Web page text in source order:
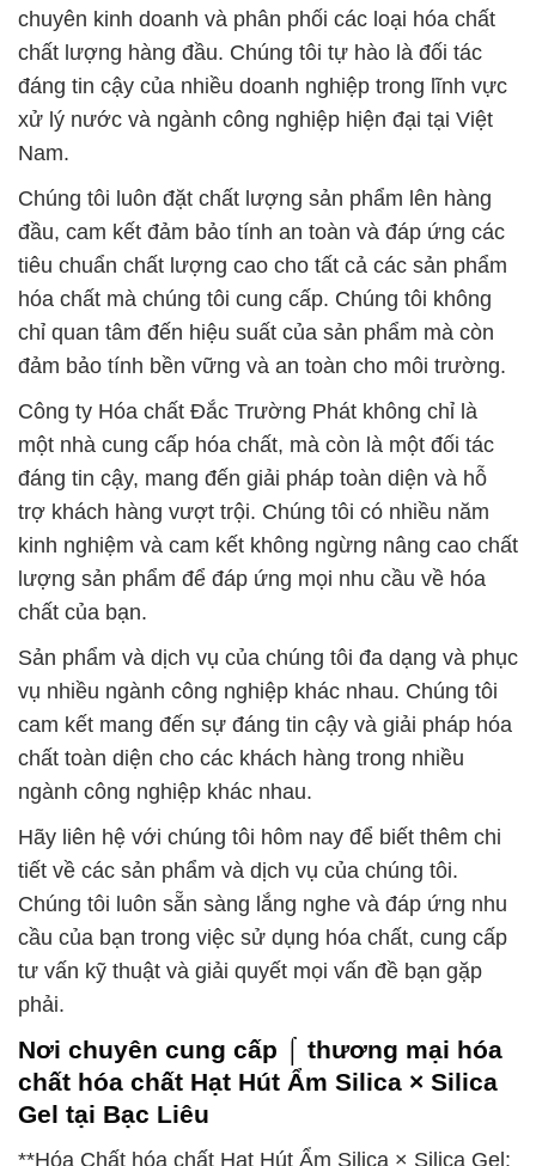
chuyên kinh doanh và phân phối các loại hóa chất
chất lượng hàng đầu. Chúng tôi tự hào là đối tác
đáng tin cậy của nhiều doanh nghiệp trong lĩnh vực
xử lý nước và ngành công nghiệp hiện đại tại Việt
Nam.
Chúng tôi luôn đặt chất lượng sản phẩm lên hàng
đầu, cam kết đảm bảo tính an toàn và đáp ứng các
tiêu chuẩn chất lượng cao cho tất cả các sản phẩm
hóa chất mà chúng tôi cung cấp. Chúng tôi không
chỉ quan tâm đến hiệu suất của sản phẩm mà còn
đảm bảo tính bền vững và an toàn cho môi trường.
Công ty Hóa chất Đắc Trường Phát không chỉ là
một nhà cung cấp hóa chất, mà còn là một đối tác
đáng tin cậy, mang đến giải pháp toàn diện và hỗ
trợ khách hàng vượt trội. Chúng tôi có nhiều năm
kinh nghiệm và cam kết không ngừng nâng cao chất
lượng sản phẩm để đáp ứng mọi nhu cầu về hóa
chất của bạn.
Sản phẩm và dịch vụ của chúng tôi đa dạng và phục
vụ nhiều ngành công nghiệp khác nhau. Chúng tôi
cam kết mang đến sự đáng tin cậy và giải pháp hóa
chất toàn diện cho các khách hàng trong nhiều
ngành công nghiệp khác nhau.
Hãy liên hệ với chúng tôi hôm nay để biết thêm chi
tiết về các sản phẩm và dịch vụ của chúng tôi.
Chúng tôi luôn sẵn sàng lắng nghe và đáp ứng nhu
cầu của bạn trong việc sử dụng hóa chất, cung cấp
tư vấn kỹ thuật và giải quyết mọi vấn đề bạn gặp
phải.
Nơi chuyên cung cấp ⌠ thương mại hóa
chất hóa chất Hạt Hút Ẩm Silica × Silica
Gel tại Bạc Liêu
**Hóa Chất hóa chất Hạt Hút Ẩm Silica × Silica Gel: